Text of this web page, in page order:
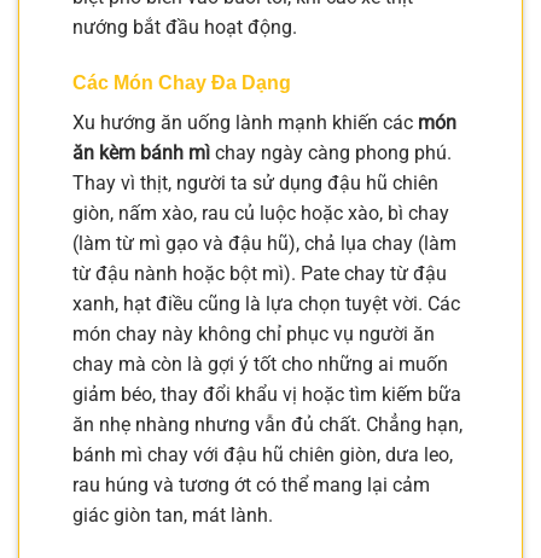
nướng bắt đầu hoạt động.
Các Món Chay Đa Dạng
Xu hướng ăn uống lành mạnh khiến các món
ăn kèm bánh mì chay ngày càng phong phú.
Thay vì thịt, người ta sử dụng đậu hũ chiên
giòn, nấm xào, rau củ luộc hoặc xào, bì chay
(làm từ mì gạo và đậu hũ), chả lụa chay (làm
từ đậu nành hoặc bột mì). Pate chay từ đậu
xanh, hạt điều cũng là lựa chọn tuyệt vời. Các
món chay này không chỉ phục vụ người ăn
chay mà còn là gợi ý tốt cho những ai muốn
giảm béo, thay đổi khẩu vị hoặc tìm kiếm bữa
ăn nhẹ nhàng nhưng vẫn đủ chất. Chẳng hạn,
bánh mì chay với đậu hũ chiên giòn, dưa leo,
rau húng và tương ớt có thể mang lại cảm
giác giòn tan, mát lành.